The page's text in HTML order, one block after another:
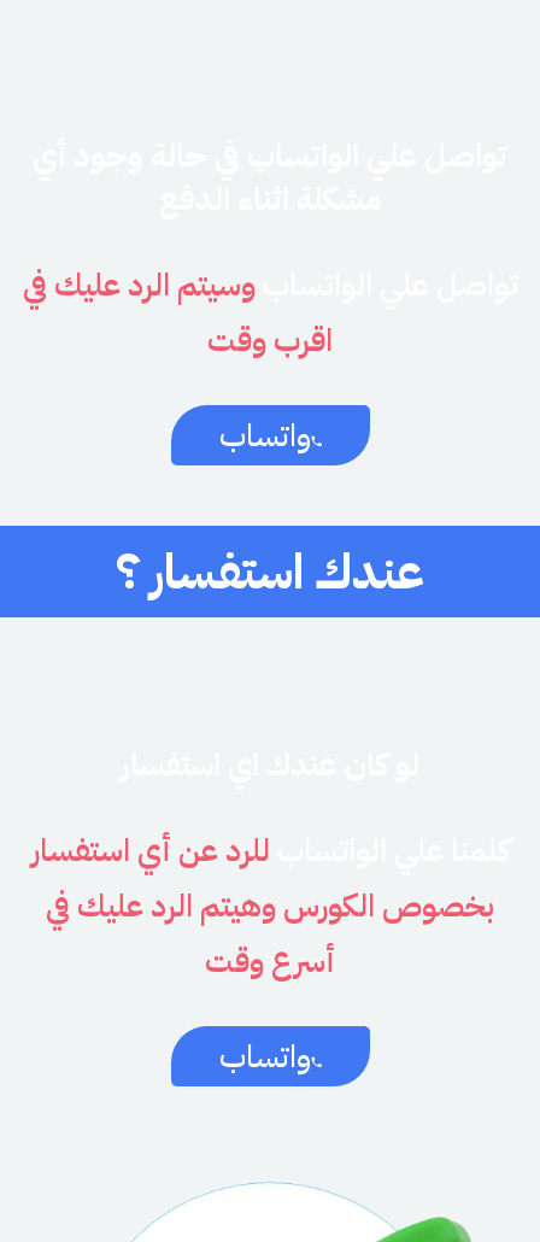
تواصل علي الواتسابوسيتم الرد عليك في
اقرب وقت
واتساب
عندك استفسار ؟
للرد عن أي استفسار
بخصوص الكورس وهيتم الرد عليك في
أسرع وقت
واتساب